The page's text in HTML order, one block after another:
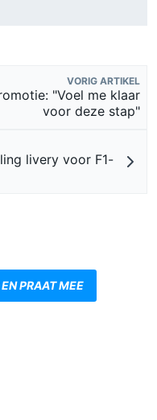
VORIG ARTIKEL
"Voel me klaar
voor deze stap"
livery voor F1-
PRAAT MEE